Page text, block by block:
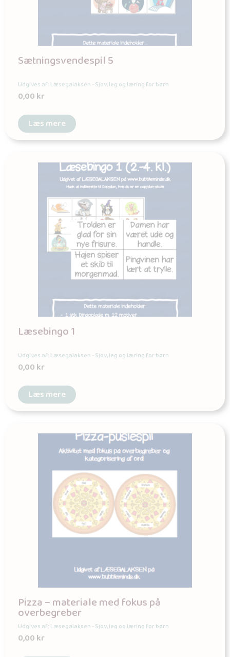
Sætningsvendespil 5
Udgives af: Læsegalaksen - Sjov, leg og læring for børn
0,00kr
Læs mere
Læsebingo 1
Udgives af: Læsegalaksen - Sjov, leg og læring for børn
0,00kr
Læs mere
Pizza – materiale med fokus på
overbegreber
Udgives af: Læsegalaksen - Sjov, leg og læring for børn
0,00kr